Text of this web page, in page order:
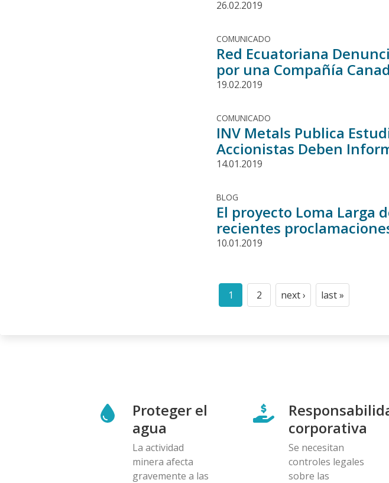
26.02.2019
COMUNICADO
Red Ecuatoriana
por una Compañía
19.02.2019
COMUNICADO
INV Metals Publica
Accionistas Deben
14.01.2019
BLOG
El proyecto Loma Larga
recientes
10.01.2019
Paginación
Current
1
Page
2
Next
next ›
Last
last »
Proteger el
agua
La actividad
minera afecta
gravemente a las
corporativa
Se necesitan
controles legales
sobre las